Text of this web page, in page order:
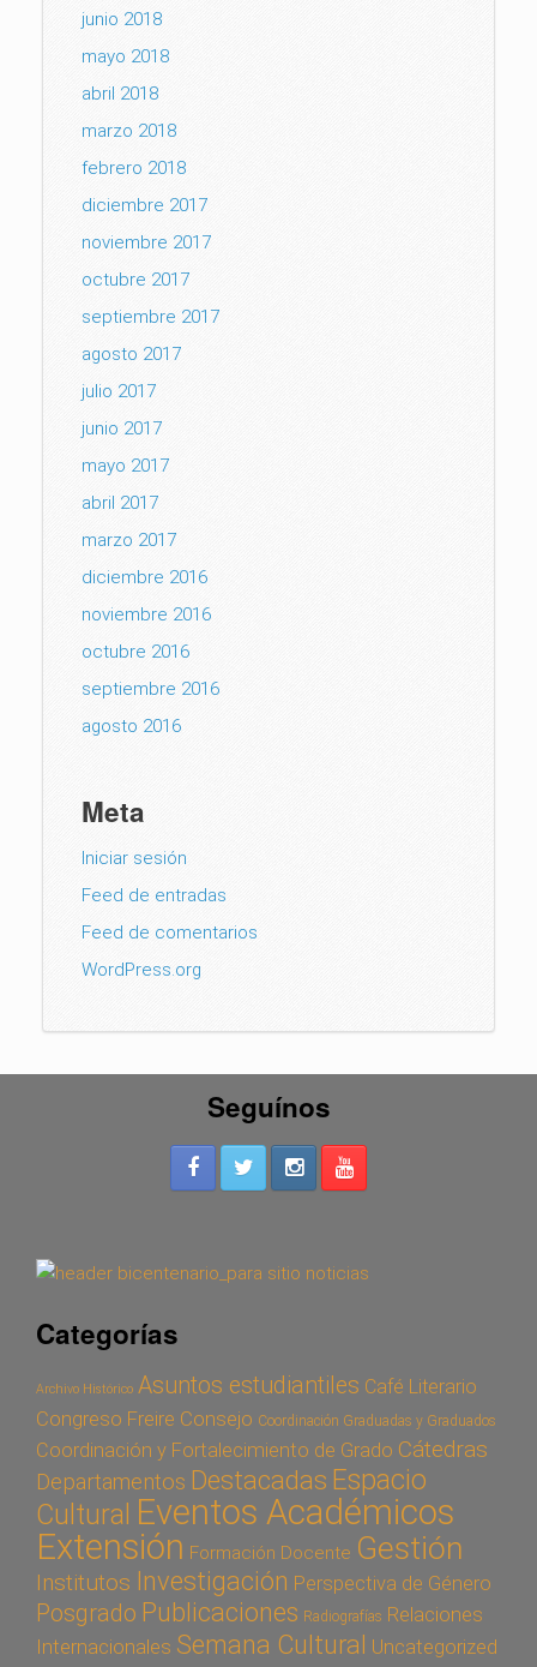
junio 2018
mayo 2018
abril 2018
marzo 2018
febrero 2018
diciembre 2017
noviembre 2017
octubre 2017
septiembre 2017
agosto 2017
julio 2017
junio 2017
mayo 2017
abril 2017
marzo 2017
diciembre 2016
noviembre 2016
octubre 2016
septiembre 2016
agosto 2016
Meta
Iniciar sesión
Feed de entradas
Feed de comentarios
WordPress.org
Seguínos
Categorías
Archivo Histórico Asuntos estudiantiles Café Literario
Congreso Freire Consejo Coordinación Graduadas y Graduados
Coordinación y Fortalecimiento de Grado Cátedras
Departamentos Destacadas Espacio
Cultural Eventos Académicos
Extensión Formación Docente Gestión
Institutos Investigación Perspectiva de Género
Posgrado Publicaciones Radiografías Relaciones
Internacionales Semana Cultural Uncategorized